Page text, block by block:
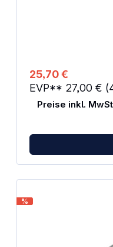
zeitsparend - mit
und Presskegel in
werden. 1
25,70 €
EVP** 27,00 €
Preise inkl.
%